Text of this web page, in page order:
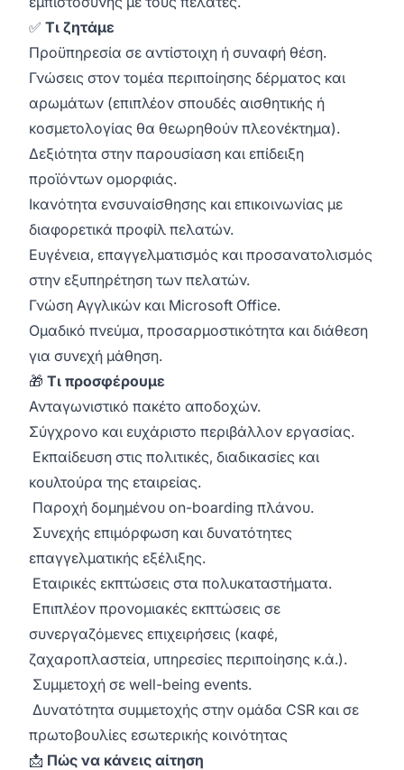
✅ Τι ζητάμε
Προϋπηρεσία σε αντίστοιχη ή συναφή θέση.
Γνώσεις στον τομέα περιποίησης δέρματος και
αρωμάτων (επιπλέον σπουδές αισθητικής ή
κοσμετολογίας θα θεωρηθούν πλεονέκτημα).
Δεξιότητα στην παρουσίαση και επίδειξη
προϊόντων ομορφιάς.
Ικανότητα ενσυναίσθησης και επικοινωνίας με
διαφορετικά προφίλ πελατών.
Ευγένεια, επαγγελματισμός και προσανατολισμός
στην εξυπηρέτηση των πελατών.
Γνώση Αγγλικών και Microsoft Office.
Ομαδικό πνεύμα, προσαρμοστικότητα και διάθεση
για συνεχή μάθηση.
🎁 Τι προσφέρουμε
Ανταγωνιστικό πακέτο αποδοχών.
Σύγχρονο και ευχάριστο περιβάλλον εργασίας.
Εκπαίδευση στις πολιτικές, διαδικασίες και
κουλτούρα της εταιρείας.
Παροχή δομημένου on-boarding πλάνου.
Συνεχής επιμόρφωση και δυνατότητες
επαγγελματικής εξέλιξης.
Εταιρικές εκπτώσεις στα πολυκαταστήματα.
Επιπλέον προνομιακές εκπτώσεις σε
συνεργαζόμενες επιχειρήσεις (καφέ,
ζαχαροπλαστεία, υπηρεσίες περιποίησης κ.ά.).
Συμμετοχή σε well-being events.
Δυνατότητα συμμετοχής στην ομάδα CSR και σε
πρωτοβουλίες εσωτερικής κοινότητας
📩 Πώς να κάνεις αίτηση